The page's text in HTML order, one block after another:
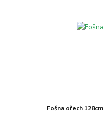
Fošna ořech 128cm